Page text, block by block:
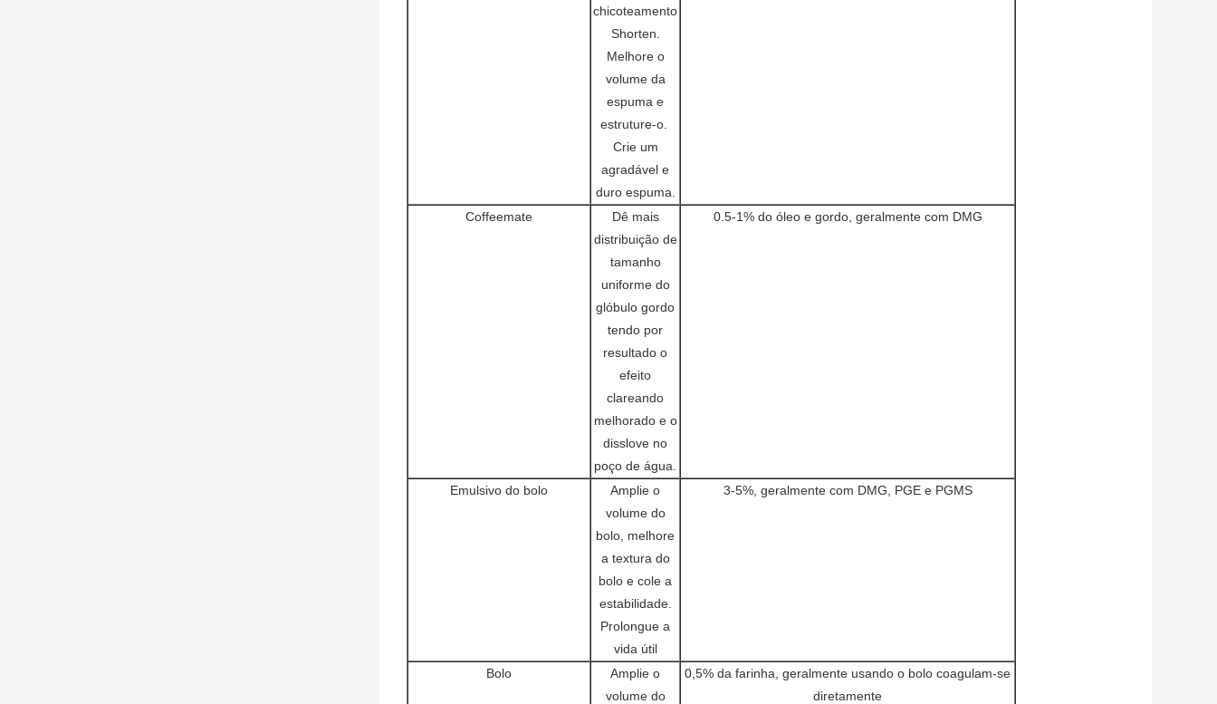
chicoteamento
Shorten.
Melhore o
volume da
espuma e
estruture-o.
Crie um
agradável e
duro espuma.
Coffeemate
Dê mais
distribuição de
tamanho
uniforme do
glóbulo gordo
tendo por
resultado o
efeito
clareando
melhorado e o
disslove no
poço de água.
0.5-1% do óleo e gordo, geralmente com DMG
Emulsivo do bolo
Amplie o
volume do
bolo, melhore
a textura do
bolo e cole a
estabilidade.
Prolongue a
vida útil
3-5%, geralmente com DMG, PGE e PGMS
Bolo
Amplie o
volume do
0,5% da farinha, geralmente usando o bolo coagulam-se
diretamente